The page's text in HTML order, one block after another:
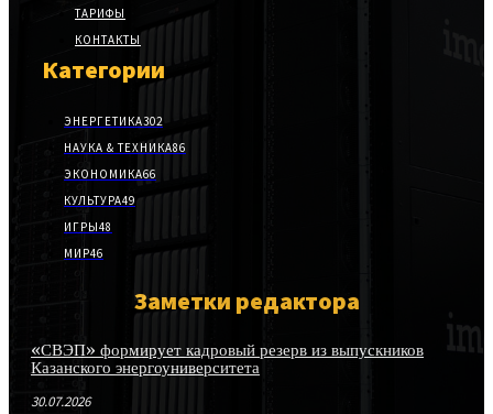
ТАРИФЫ
КОНТАКТЫ
Категории
ЭНЕРГЕТИКА302
НАУКА & ТЕХНИКА86
ЭКОНОМИКА66
КУЛЬТУРА49
ИГРЫ48
МИР46
Заметки редактора
«СВЭП» формирует кадровый резерв из выпускников
Казанского энергоуниверситета
30.07.2026